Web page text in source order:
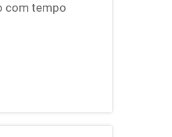
com tempo
Pods
oferecem a